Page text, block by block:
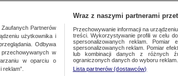
Zaufanych Partnerów
użytkownika i
Odbywa
w
w oparciu o
Wraz z naszymi partnerami
Przechowywanie informacji na
treści. Wykorzystywanie profili w celu
spersonalizowanych reklam. Pomiar
spersonalizowanych reklam. Pomiar
lub kombinacji danych z różnych
ograniczonych danych do wyboru reklam.
Lista partnerów (dostawców)